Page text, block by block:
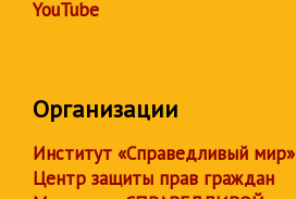
YouTube
Организации
Институт «Справедливый мир»
Центр защиты прав граждан